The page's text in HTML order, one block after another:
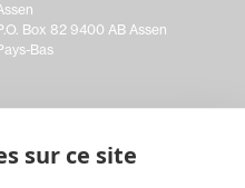
sur ce site
Box 82 9400 AB Assen
Bas